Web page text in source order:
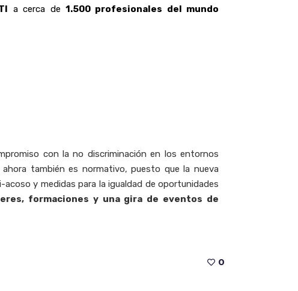
a cerca de 1.500 profesionales del mundo
con la no discriminación en los entornos
también es normativo, puesto que la nueva
y medidas para la igualdad de oportunidades
formaciones y una gira de eventos de
0